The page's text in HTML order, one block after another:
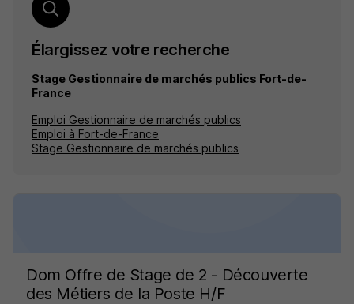
Élargissez votre recherche
Stage Gestionnaire de marchés publics Fort-de-
France
Emploi Gestionnaire de marchés publics
Emploi à Fort-de-France
Stage Gestionnaire de marchés publics
Dom Offre de Stage de 2 - Découverte
des Métiers de la Poste H/F